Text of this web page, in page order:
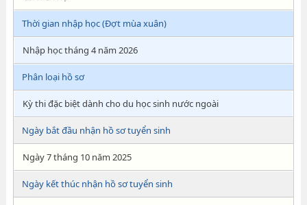
Thời gian nhập học (Đợt mùa xuân)
Nhập học tháng 4 năm 2026
Phân loại hồ sơ
Kỳ thi đặc biệt dành cho du học sinh nước ngoài
Ngày bắt đầu nhận hồ sơ tuyển sinh
Ngày 7 tháng 10 năm 2025
Ngày kết thúc nhận hồ sơ tuyển sinh